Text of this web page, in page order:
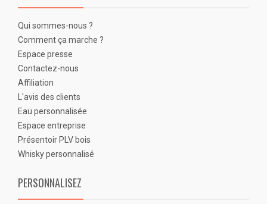
Qui sommes-nous ?
Comment ça marche ?
Espace presse
Contactez-nous
Affiliation
L'avis des clients
Eau personnalisée
Espace entreprise
Présentoir PLV bois
Whisky personnalisé
PERSONNALISEZ